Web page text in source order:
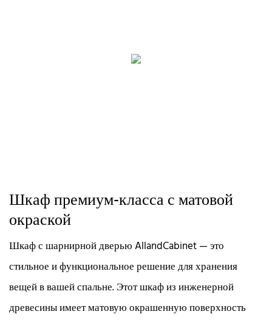
Шкаф премиум-класса с матовой
окраской
Шкаф с шарнирной дверью AllandCabinet — это
стильное и функциональное решение для хранения
вещей в вашей спальне. Этот шкаф из инженерной
древесины имеет матовую окрашенную поверхность